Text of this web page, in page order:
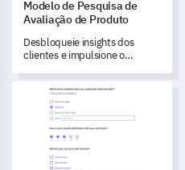
Modelo de Pesquisa de
Avaliação de Produto
Desbloqueie insights dos
clientes e impulsione o
este Modelo de Pesquisa de
Avaliação de Produto.
Modelo de Formulário de